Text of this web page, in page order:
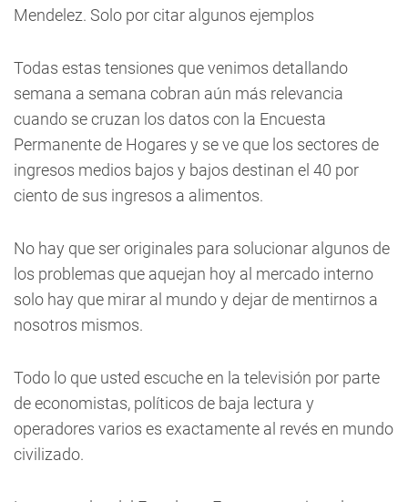
Mendelez. Solo por citar algunos ejemplos
Todas estas tensiones que venimos detallando
semana a semana cobran aún más relevancia
cuando se cruzan los datos con la Encuesta
Permanente de Hogares y se ve que los sectores de
ingresos medios bajos y bajos destinan el 40 por
ciento de sus ingresos a alimentos.
No hay que ser originales para solucionar algunos de
los problemas que aquejan hoy al mercado interno
solo hay que mirar al mundo y dejar de mentirnos a
nosotros mismos.
Todo lo que usted escuche en la televisión por parte
de economistas, políticos de baja lectura y
operadores varios es exactamente al revés en mundo
civilizado.